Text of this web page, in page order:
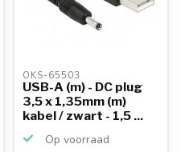
OKS-65503
USB-A (m) - DC plug
3,5 x 1,35mm (m)
kabel / zwart - 1,5 ...
Op voorraad